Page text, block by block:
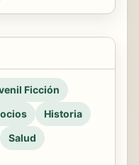
Ficción
Historia
Salud